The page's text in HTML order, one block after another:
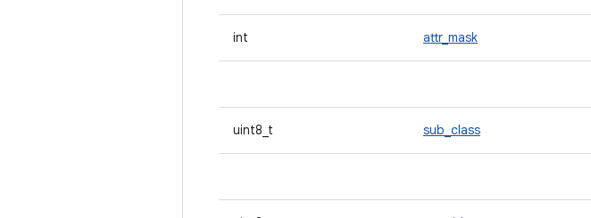
int attr_mask
uint8_t sub_class